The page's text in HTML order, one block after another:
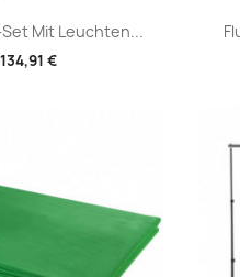
Mit Leuchten...
134,91 €